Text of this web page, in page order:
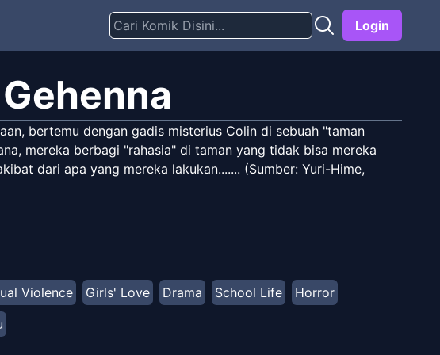
Login
bertemu dengan gadis misterius Colin di sebuah "taman
mereka berbagi "rahasia" di taman yang tidak bisa mereka
dari apa yang mereka lakukan....... (Sumber: Yuri-Hime,
Violence Girls' Love Drama School Life
Horror